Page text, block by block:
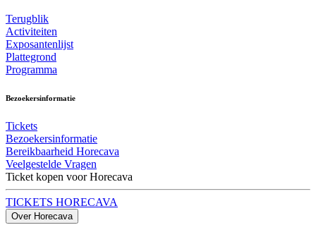
Terugblik
Activiteiten
Exposantenlijst
Plattegrond
Programma
Bezoekersinformatie
Tickets
Bezoekersinformatie
Bereikbaarheid Horecava
Veelgestelde Vragen
Ticket kopen voor Horecava
TICKETS HORECAVA
Over Horecava